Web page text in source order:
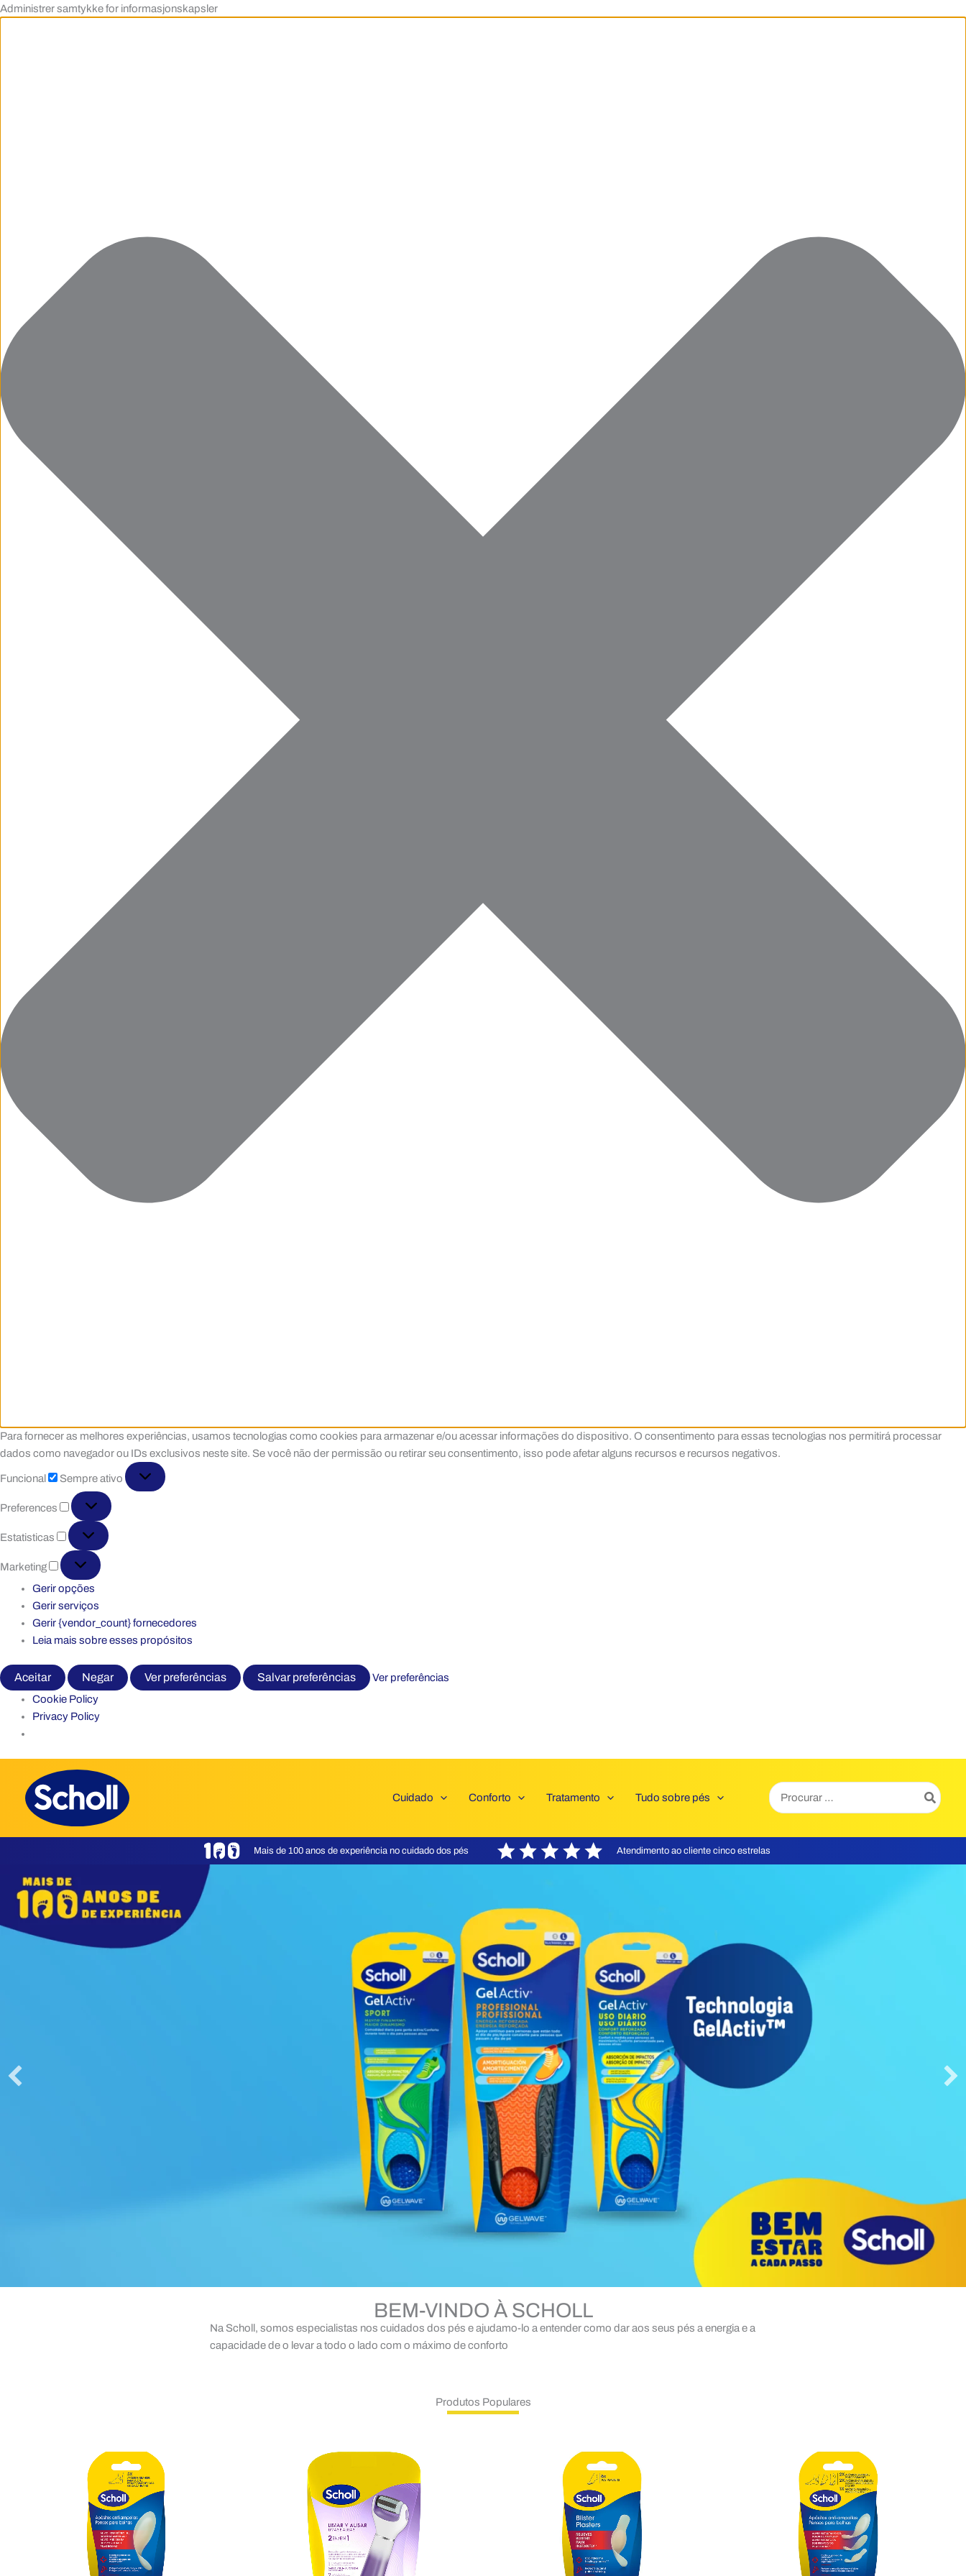
Administrer samtykke for informasjonskapsler
Para fornecer as melhores experiências, usamos tecnologias como cookies para armazenar e/ou acessar informações do dispositivo. O consentimento para essas tecnologias nos permitirá processar
dados como navegador ou IDs exclusivos neste site. Se você não der permissão ou retirar seu consentimento, isso pode afetar alguns recursos e recursos negativos.
Funcional Sempre ativo
Preferences
Preferences
Estatisticas
Estatisticas
Marketing
Marketing
Gerir opções
Gerir serviços
Gerir {vendor_count} fornecedores
Leia mais sobre esses propósitos
Aceitar Negar Ver preferências Salvar preferências
Ver preferências
Cookie Policy
Privacy Policy
content
Cuidado Conforto Tratamento Tudo sobre pés
Search
for:
Mais de 100 anos de experiência no cuidado dos pés Atendimento ao cliente cinco estrelas
BEM-VINDO À SCHOLL
Na Scholl, somos especialistas nos cuidados dos pés e ajudamo-lo a entender como dar aos seus pés a energia e a
capacidade de o levar a todo o lado com o máximo de conforto
Produtos Populares